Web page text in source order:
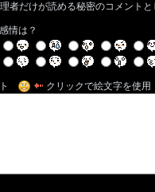
者だけが読める秘密のコメントと
情は？
クリックで絵文字を使用